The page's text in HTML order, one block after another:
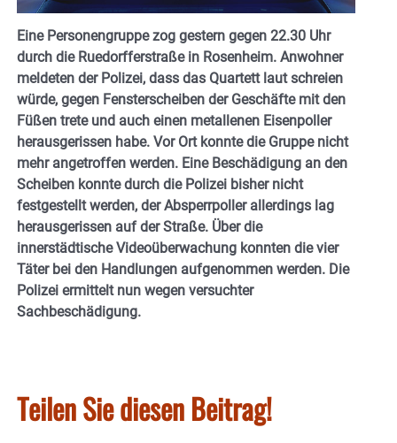
Eine Personengruppe zog gestern gegen 22.30 Uhr
durch die Ruedorfferstraße in Rosenheim. Anwohner
meldeten der Polizei, dass das Quartett laut schreien
würde, gegen Fensterscheiben der Geschäfte mit den
Füßen trete und auch einen metallenen Eisenpoller
herausgerissen habe. Vor Ort konnte die Gruppe nicht
mehr angetroffen werden. Eine Beschädigung an den
Scheiben konnte durch die Polizei bisher nicht
festgestellt werden, der Absperrpoller allerdings lag
herausgerissen auf der Straße. Über die
innerstädtische Videoüberwachung konnten die vier
Täter bei den Handlungen aufgenommen werden. Die
Polizei ermittelt nun wegen versuchter
Sachbeschädigung.
Teilen Sie diesen Beitrag!